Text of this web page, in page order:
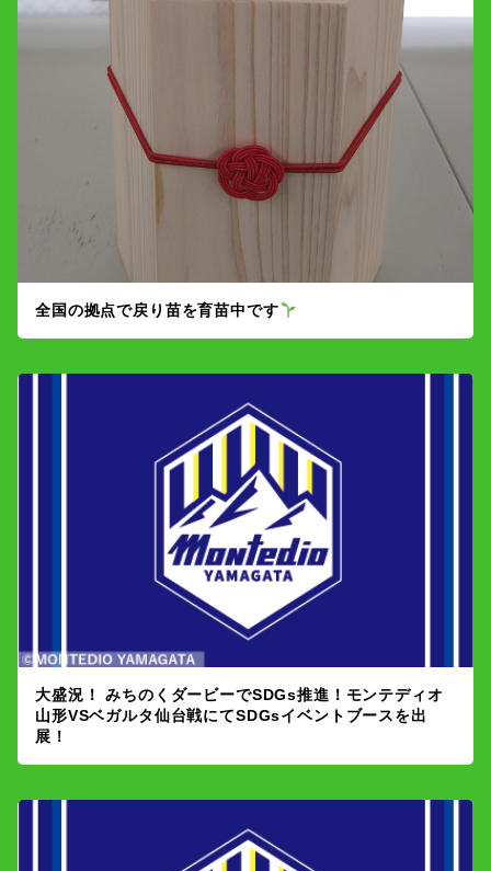
全国の拠点で戻り苗を育苗中です
大盛況！ みちのくダービーでSDGs推進！モンテディオ
山形VSベガルタ仙台戦にてSDGsイベントブースを出
展！